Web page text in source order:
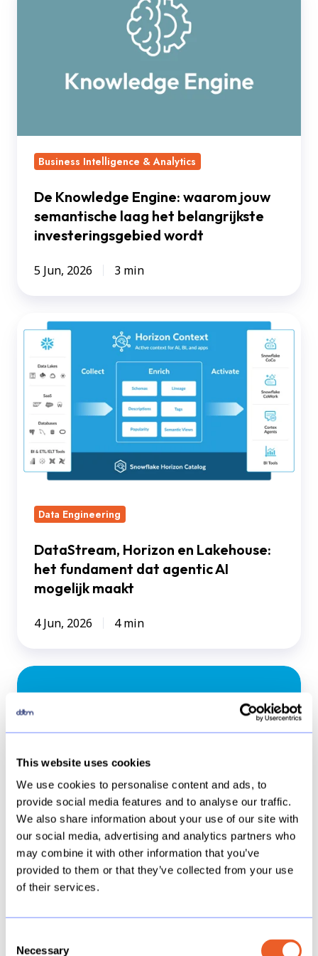
This website uses cookies
We use cookies to personalise content and ads, to
provide social media features and to analyse our traffic.
We also share information about your use of our site with
our social media, advertising and analytics partners who
may combine it with other information that you’ve
provided to them or that they’ve collected from your use
of their services.
Selection
Necessary
semantische
investeringsgebied
Business Intelligence & Analytics
De Knowledge Engine: waarom jouw
semantische laag het belangrijkste
investeringsgebied wordt
5 Jun, 2026 3 min
DataStream,
Horizon
Lakehouse:
het
fundament
agentic
mogelijk
maakt
Data Engineering
DataStream, Horizon en Lakehouse:
het fundament dat agentic AI
mogelijk maakt
4 Jun, 2026 4 min
CoWork
en
Coco:
AI
voor
in
jouw
organisatie,
maar
dan
op
de
Data Engineering
CoWork en Coco: AI voor iedereen in